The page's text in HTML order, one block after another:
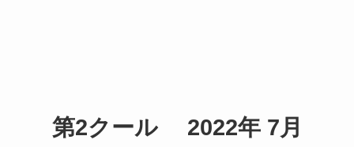
第2クール 2022年 7月